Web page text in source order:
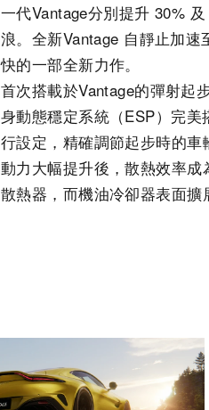
一代Vantage分別提升 30%
浪。全新Vantage 自靜止加
快的一部全新力作。
首次搭載於Vantage的彈射起
身動態穩定系統（ESP）完
行設定，精確調節起步時的車
動力大幅提升後，散熱效率
散熱器，而機油冷卻器表面